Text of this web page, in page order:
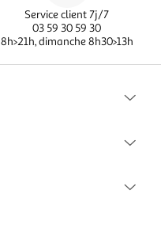
Service client 7j/7
03 59 30 59 30
8h>21h, dimanche 8h30>13h